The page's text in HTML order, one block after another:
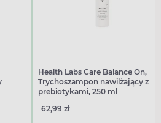
Health Labs Care Balance On,
Trychoszampon nawilżający z
prebiotykami, 250 ml
62,99 zł